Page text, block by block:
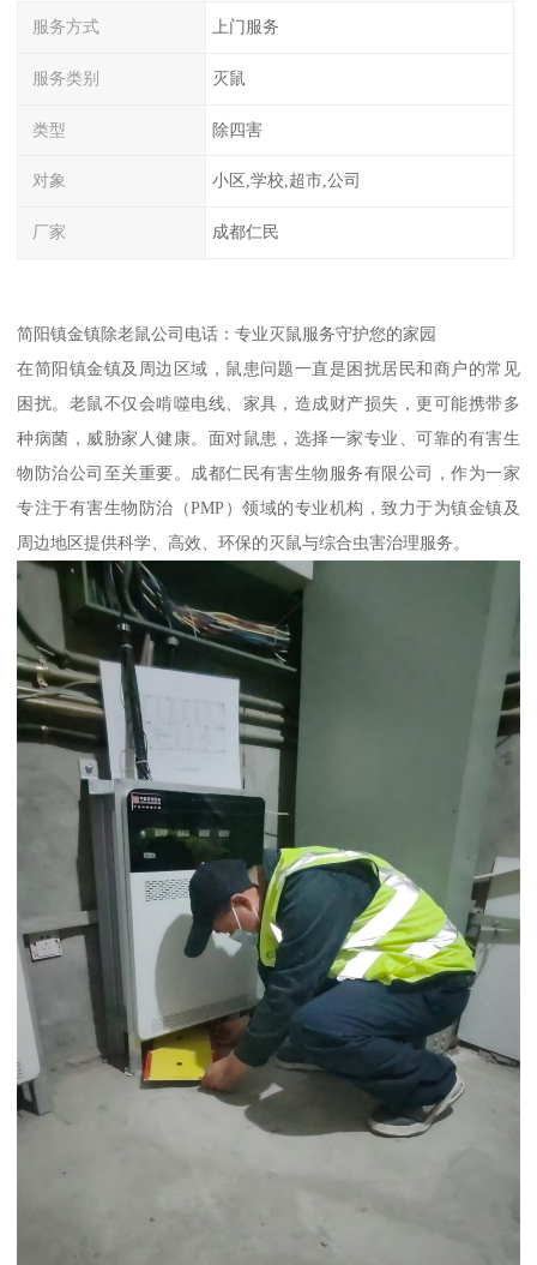
服务方式 上门服务
服务类别 灭鼠
类型 除四害
对象 小区,学校,超市,公司
厂家 成都仁民
简阳镇金镇除老鼠公司电话：专业灭鼠服务守护您的家园
在简阳镇金镇及周边区域，鼠患问题一直是困扰居民和商户的常见
困扰。老鼠不仅会啃噬电线、家具，造成财产损失，更可能携带多
种病菌，威胁家人健康。面对鼠患，选择一家专业、可靠的有害生
物防治公司至关重要。成都仁民有害生物服务有限公司，作为一家
专注于有害生物防治（PMP）领域的专业机构，致力于为镇金镇及
周边地区提供科学、高效、环保的灭鼠与综合虫害治理服务。